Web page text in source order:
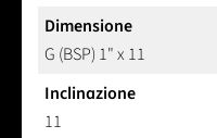
Dimensione
G (BSP) 1" x 11
Inclinazione
11